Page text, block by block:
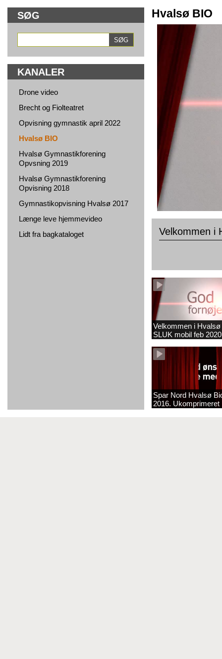
SØG
KANALER
Drone video
Brecht og Fiolteatret
Opvisning gymnastik april 2022
Hvalsø BIO
Hvalsø Gymnastikforening
Opvsning 2019
Hvalsø Gymnastikforening
Opvisning 2018
Gymnastikopvisning Hvalsø 2017
Længe leve hjemmevideo
Lidt fra bagkataloget
Hvalsø BIO
Velkommen i
Velkommen i
SLUK mobil feb 2020
Spar Nord Hvalsø
2016. Ukomprimeret